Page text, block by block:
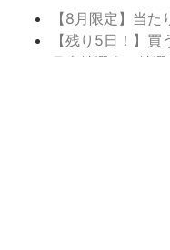
【8月限定】当
【残り5日！】
月大抽選会の抽選